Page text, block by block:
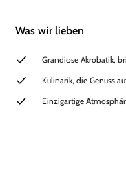
Was wir lieben
Grandiose Akrobatik,
Kulinarik, die Genuss
Einzigartige